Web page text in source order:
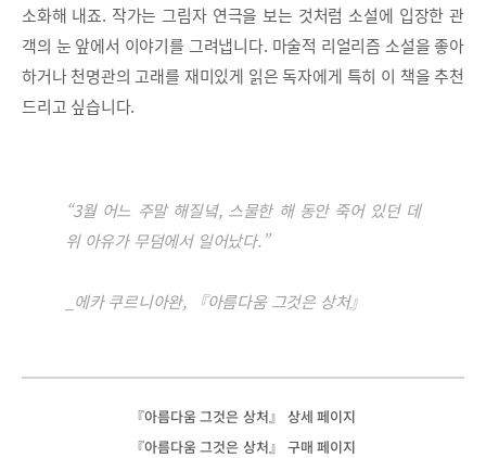
소화해 내죠. 작가는 그림자 연극을 보는 것처럼 소설에 입장한 관
객의 눈 앞에서 이야기를 그려냅니다. 마술적 리얼리즘 소설을 좋아
하거나 천명관의 고래를 재미있게 읽은 독자에게 특히 이 책을 추천
드리고 싶습니다.
“3월 어느 주말 해질녘, 스물한 해 동안 죽어 있던 데
위 아유가 무덤에서 일어났다.”
_에카 쿠르니아완, 『아름다움 그것은 상처』
『아름다움 그것은 상처』 상세 페이지
『아름다움 그것은 상처』 구매 페이지